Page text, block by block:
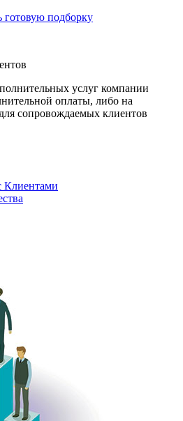
готовую подборку
услуг компании
оплаты, либо на
сопровождаемых клиентов
Клиентами